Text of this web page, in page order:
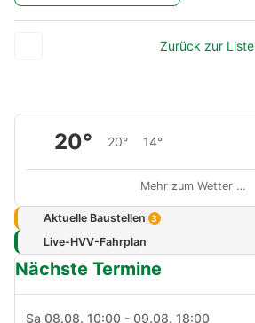
Zurück zur Liste
20° 20° 14°
Mehr zum Wetter …
Aktuelle Baustellen 3
Live-HVV-Fahrplan
Nächste Termine
Sa 08.08. 10:00 - 09.08. 18:00